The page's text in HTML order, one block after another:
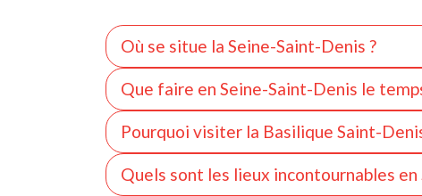
Où se situe la Seine-Saint-Denis ?
La Seine-Saint-Denis est un département situé
Grand Paris et bénéficie d’un accès rapide grâce
Que faire en Seine-Saint-Denis le
particulièrement les promenades le long du
Stade de France ou de la Basilique Saint-Denis.
Pourquoi visiter la Basilique Saint-
tombeaux des rois et reines de France. Ce site
Quels sont les lieux incontournables en